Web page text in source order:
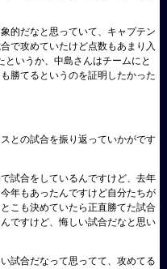
的だなと思っていて、キャプテン
で攻めていたけど点数もあまり入
というか、中島さんはチームにと
勝てるというのを証明したかった
との試合を振り返っていかがです
試合をしているんですけど、去年
年もあったんですけど自分たちが
こも決めていたら正直勝てた試合
ですけど、悔しい試合だなと思い
試合だなって思ってて、攻めてる